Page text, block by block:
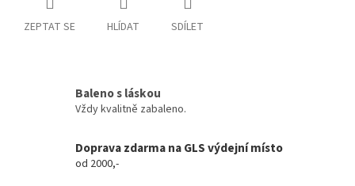
ZEPTAT SE HLÍDAT SDÍLET
Baleno s láskou
Vždy kvalitně zabaleno.
Doprava zdarma na GLS výdejní místo
od 2000,-